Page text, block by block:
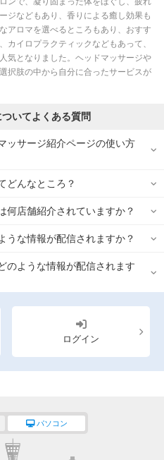
ジなどもあり、香りによる癒し効果も
アロマを選べるところもあり、おすす
カイロプラクティックなどもあって、
気となりました。ヘッドマッサージや
択肢の中から自分に合ったサービスが
いてよくある質問
ッサージ紹介ページの使い方
どんなところ？
何店舗紹介されていますか？
うな情報が配信されますか？
のような情報が配信されます
ログイン
パソコン